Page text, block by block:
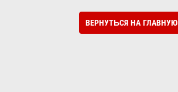
ВЕРНУТЬСЯ НА ГЛАВНУЮ